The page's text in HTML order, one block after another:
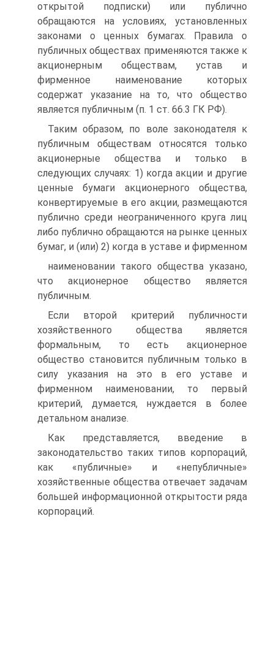
открытой подписки) или публично
обращаются на условиях, установленных
законами о ценных бумагах. Правила о
публичных обществах применяются также к
акционерным обществам, устав и
фирменное наименование которых
содержат указание на то, что общество
является публичным (п. 1 ст. 66.3 ГК РФ).
Таким образом, по воле законодателя к
публичным обществам относятся только
акционерные общества и только в
следующих случаях: 1) когда акции и другие
ценные бумаги акционерного общества,
конвертируемые в его акции, размещаются
публично среди неограниченного круга лиц
либо публично обращаются на рынке ценных
бумаг, и (или) 2) когда в уставе и фирменном
наименовании такого общества указано,
что акционерное общество является
публичным.
Если второй критерий публичности
хозяйственного общества является
формальным, то есть акционерное
общество становится публичным только в
силу указания на это в его уставе и
фирменном наименовании, то первый
критерий, думается, нуждается в более
детальном анализе.
Как представляется, введение в
законодательство таких типов корпораций,
как «публичные» и «непубличные»
хозяйственные общества отвечает задачам
большей информационной открытости ряда
корпораций.